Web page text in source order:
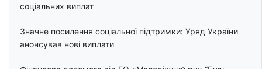
соціальних виплат
Значне посилення соціальної підтримки: Уряд України
анонсував нові виплати